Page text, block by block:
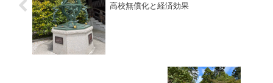
高校無償化と経済効果